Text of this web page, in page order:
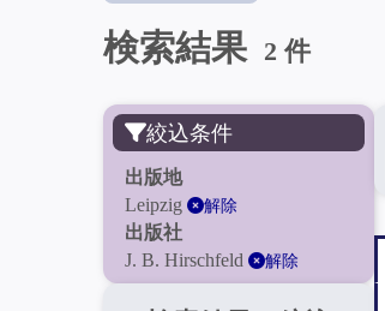
検索結果 2 件
絞込条件
出版地
Leipzig
解除
出版社
J. B. Hirschfeld
解除